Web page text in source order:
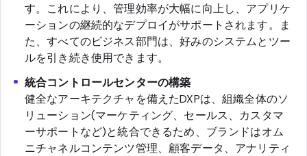
す。これにより、管理効率が大幅に向上し、アプリケ
ーションの継続的なデプロイがサポートされます。ま
た、すべてのビジネス部門は、好みのシステムとツー
ルを引き続き使用できます。
統合コントロールセンターの構築
健全なアーキテクチャを備えたDXPは、組織全体のソ
リューション(マーケティング、セールス、カスタマ
ーサポートなど)と統合できるため、ブランドはオム
ニチャネルコンテンツ管理、顧客データ、アナリティ